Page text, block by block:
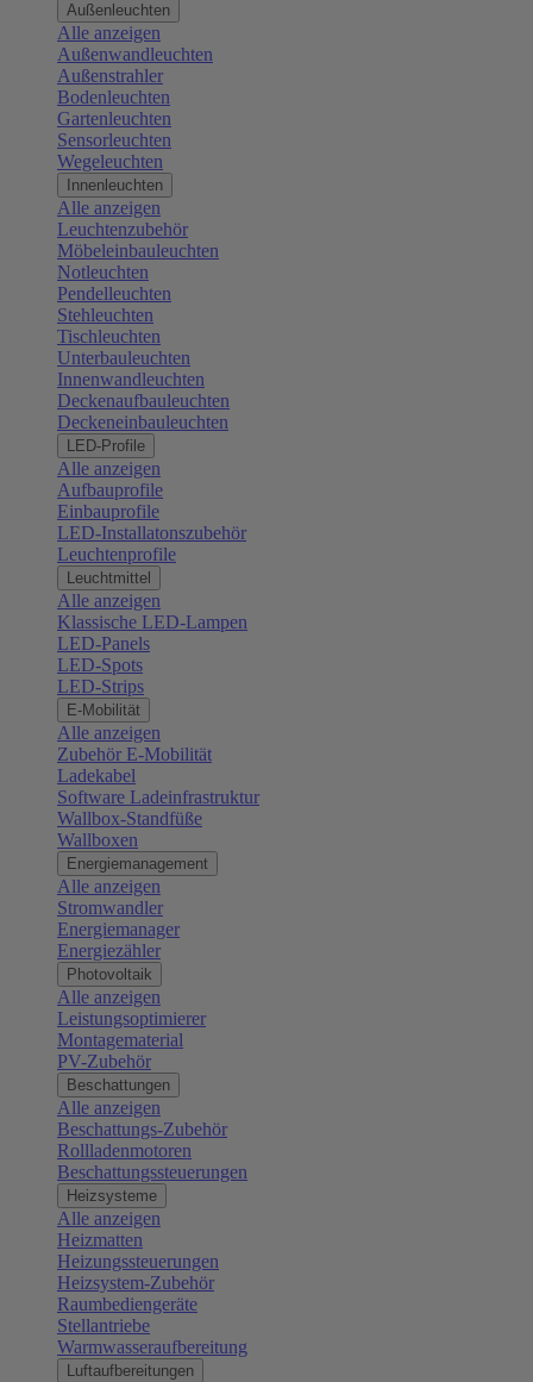
Außenleuchten
Alle anzeigen
Außenwandleuchten
Außenstrahler
Bodenleuchten
Gartenleuchten
Sensorleuchten
Wegeleuchten
Innenleuchten
Alle anzeigen
Leuchtenzubehör
Möbeleinbauleuchten
Notleuchten
Pendelleuchten
Stehleuchten
Tischleuchten
Unterbauleuchten
Innenwandleuchten
Deckenaufbauleuchten
Deckeneinbauleuchten
LED-Profile
Alle anzeigen
Aufbauprofile
Einbauprofile
LED-Installatonszubehör
Leuchtenprofile
Leuchtmittel
Alle anzeigen
Klassische LED-Lampen
LED-Panels
LED-Spots
LED-Strips
E-Mobilität
Alle anzeigen
Zubehör E-Mobilität
Ladekabel
Software Ladeinfrastruktur
Wallbox-Standfüße
Wallboxen
Energiemanagement
Alle anzeigen
Stromwandler
Energiemanager
Energiezähler
Photovoltaik
Alle anzeigen
Leistungsoptimierer
Montagematerial
PV-Zubehör
Beschattungen
Alle anzeigen
Beschattungs-Zubehör
Rollladenmotoren
Beschattungssteuerungen
Heizsysteme
Alle anzeigen
Heizmatten
Heizungssteuerungen
Heizsystem-Zubehör
Raumbediengeräte
Stellantriebe
Warmwasseraufbereitung
Luftaufbereitungen